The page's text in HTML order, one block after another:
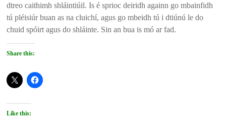
dtreo caithimh shláintiúil. Is é sprioc deiridh againn go mbainfidh
tú pléisiúr buan as na cluichí, agus go mbeidh tú i dtiúnú le do
chuid spóirt agus do shláinte. Sin an bua is mó ar fad.
Share this:
Like this: